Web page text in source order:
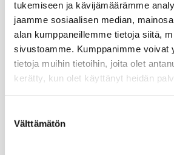
tukemiseen ja kävijämäärämme
jaamme sosiaalisen median,
alan kumppaneillemme tietoja siitä,
sivustoamme. Kumppanimme voivat
tietoja muihin tietoihin, joita olet
kerätty, kun olet käyttänyt heidän
valinta
Välttämätön